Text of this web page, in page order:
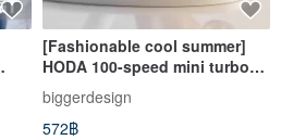
[Fashionable cool summer]
HODA 100-speed mini turbo
fan
biggerdesign
572฿